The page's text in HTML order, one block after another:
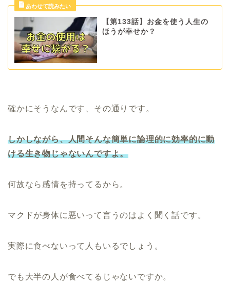
【第133話】お金を使う人生の
ほうが幸せか？
確かにそうなんです、その通りです。
しかしながら、人間そんな簡単に論理的に効率的に動
ける生き物じゃないんですよ。
何故なら感情を持ってるから。
マクドが身体に悪いって言うのはよく聞く話です。
実際に食べないって人もいるでしょう。
でも大半の人が食べてるじゃないですか。